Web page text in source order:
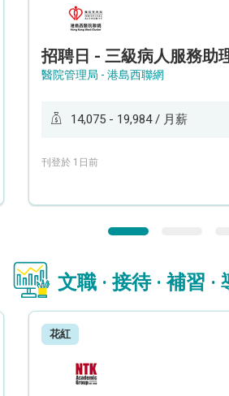
醫院管理局 - 港島西聯網
14,075 - 19,984 / 月薪
刊登於 1日前
文職 · 接待 · 補習 ·
花紅